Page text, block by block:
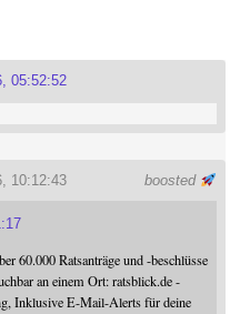
05:52:52
boosted
10:12:43
60.000 Ratsanträge und -beschlüsse
an einem Ort: ratsblick.de -
Inklusive E-Mail-Alerts für deine